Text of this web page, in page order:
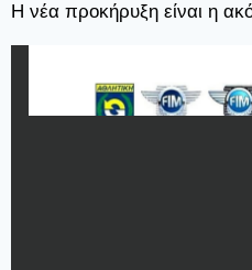
Η νέα προκήρυξη είναι η